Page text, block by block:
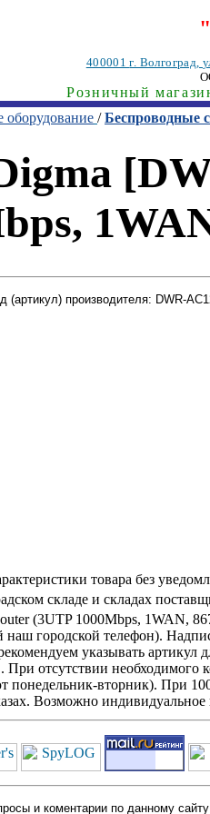
400001г. Волгоград,
Розничный
оборудование /Беспроводные
(артикул) производителя: DWR-
товара без
складе и складах
(3UTP 1000Mbps, 1WAN,
наш городской телефон).
указывать
При отсутствии
вторник). При
Возможно
и коментарии по данному